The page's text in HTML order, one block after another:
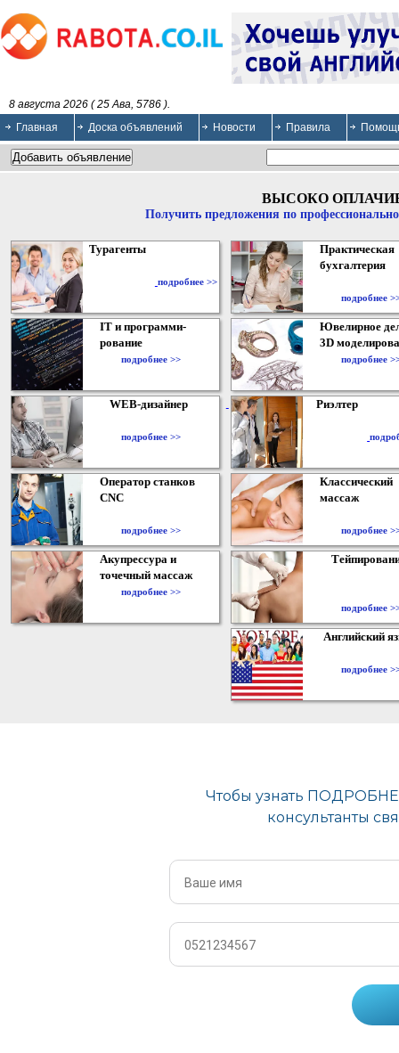
8 августа 2026 ( 25 Ава, 5786 ).
Главная
Доска объявлений Новости Правила
ВЫСОКО
Получить предложения по
Турагенты
подробнее >>
Практическая
бухгалтерия
подробнее
IT и программи-
рование
подробнее >>
Ювелирное
3D
подробнее
WEB-дизайнер
подробнее >>
Риэлтер
Оператор станков
CNC
подробнее >>
Классический
массаж
подробнее
Акупрессура и
точечный массаж
подробнее >>
подробнее
Английский
подробнее